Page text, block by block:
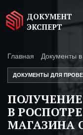
ДОКУМЕНТ
ЭКСПЕРТ
Главная Документы
ДОКУМЕНТЫ ДЛЯ
В
МАГАЗИНА